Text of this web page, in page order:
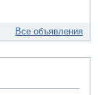
Все объявления